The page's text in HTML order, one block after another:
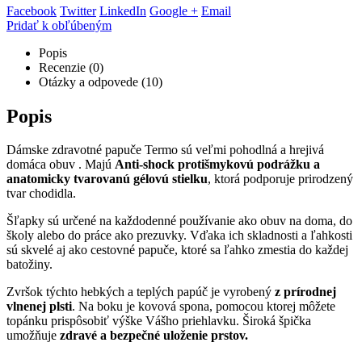
Facebook Twitter LinkedIn Google + Email
Pridať k obľúbeným
Popis
Recenzie (0)
Otázky a odpovede (10)
Popis
Dámske zdravotné papuče Termo sú veľmi pohodlná a hrejivá
domáca obuv . Majú Anti-shock protišmykovú podrážku a
anatomicky tvarovanú gélovú stielku, ktorá podporuje prirodzený
tvar chodidla.
Šľapky sú určené na každodenné používanie ako obuv na doma, do
školy alebo do práce ako prezuvky. Vďaka ich skladnosti a ľahkosti
sú skvelé aj ako cestovné papuče, ktoré sa ľahko zmestia do každej
batožiny.
Zvršok týchto hebkých a teplých papúč je vyrobený z prírodnej
vlnenej plsti. Na boku je kovová spona, pomocou ktorej môžete
topánku prispôsobiť výške Vášho priehlavku. Široká špička
umožňuje zdravé a bezpečné uloženie prstov.